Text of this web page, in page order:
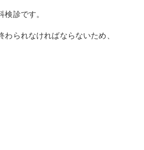
診です。
られなければならないため、